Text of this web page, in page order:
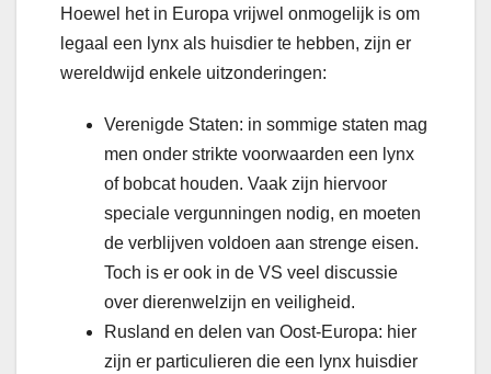
Hoewel het in Europa vrijwel onmogelijk is om
legaal een lynx als huisdier te hebben, zijn er
wereldwijd enkele uitzonderingen:
Verenigde Staten: in sommige staten mag
men onder strikte voorwaarden een lynx
of bobcat houden. Vaak zijn hiervoor
speciale vergunningen nodig, en moeten
de verblijven voldoen aan strenge eisen.
Toch is er ook in de VS veel discussie
over dierenwelzijn en veiligheid.
Rusland en delen van Oost-Europa: hier
zijn er particulieren die een lynx huisdier